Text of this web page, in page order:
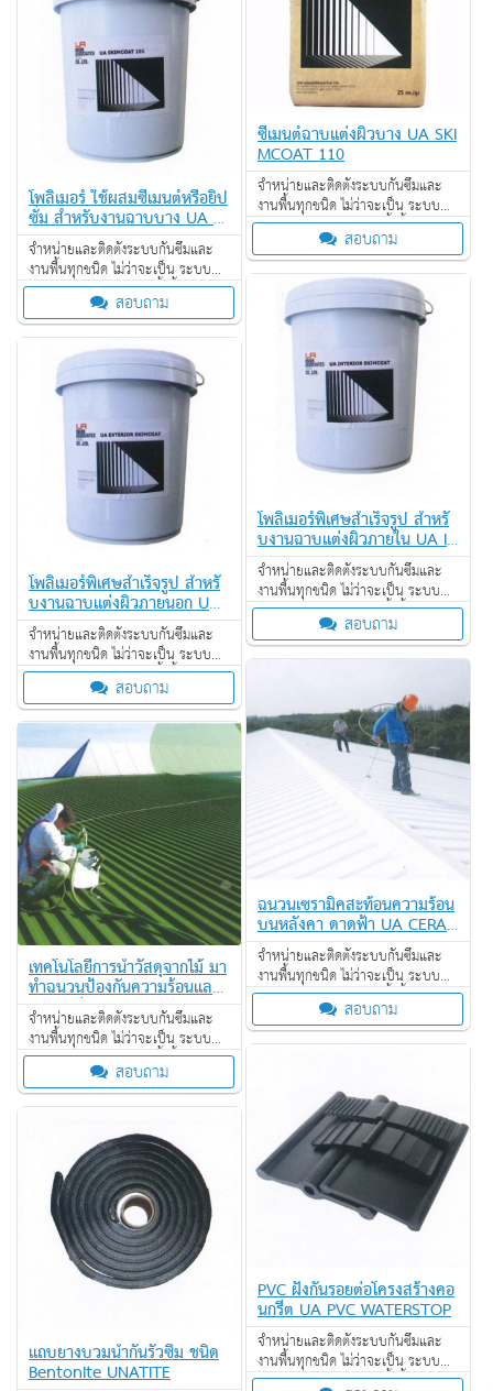
ซีเมนต์ฉาบแต่งผิวบาง UA SKI
MCOAT 110
จำหน่ายและติดตั้งระบบกันซึมและ
งานพื้นทุกชนิด ไม่ว่าจะเป็น ระบบ
งานกันซึม ระบบงานติดตั้งพื้น งาน
ป้องกันไฟลาม งานเคลือบปกป้องพื้น
ผิว งานเคลือบสารสะท้อนความร้อน
สอบถาม
โพลิเมอร์ ใช้ผสมซีเมนต์หรือยิป
ซั่ม สำหรับงานฉาบบาง UA S
KIMCOAT 101
จำหน่ายและติดตั้งระบบกันซึมและ
งานพื้นทุกชนิด ไม่ว่าจะเป็น ระบบ
งานกันซึม ระบบงานติดตั้งพื้น งาน
ป้องกันไฟลาม งานเคลือบปกป้องพื้น
ผิว งานเคลือบสารสะท้อนความร้อน
สอบถาม
โพลิเมอร์พิเศษสำเร็จรูป สำหรั
บงานฉาบแต่งผิวภายใน UA IN
TERIOR SKIMCOAT
จำหน่ายและติดตั้งระบบกันซึมและ
งานพื้นทุกชนิด ไม่ว่าจะเป็น ระบบ
งานกันซึม ระบบงานติดตั้งพื้น งาน
ป้องกันไฟลาม งานเคลือบปกป้องพื้น
ผิว งานเคลือบสารสะท้อนความร้อน
สอบถาม
โพลิเมอร์พิเศษสำเร็จรูป สำหรั
บงานฉาบแต่งผิวภายนอก UA
EXTERIOR SKIMCOAT
จำหน่ายและติดตั้งระบบกันซึมและ
งานพื้นทุกชนิด ไม่ว่าจะเป็น ระบบ
งานกันซึม ระบบงานติดตั้งพื้น งาน
ป้องกันไฟลาม งานเคลือบปกป้องพื้น
ผิว งานเคลือบสารสะท้อนความร้อน
สอบถาม
ฉนวนเซรามิคสะท้อนความร้อน
บนหลังคา ดาดฟ้า UA CERA
MIC
จำหน่ายและติดตั้งระบบกันซึมและ
งานพื้นทุกชนิด ไม่ว่าจะเป็น ระบบ
งานกันซึม ระบบงานติดตั้งพื้น งาน
ป้องกันไฟลาม งานเคลือบปกป้องพื้น
ผิว งานเคลือบสารสะท้อนความร้อน
สอบถาม
เทคโนโลยีการนำวัสดุจากไม้ มา
ทำฉนวนป้องกันความร้อนและ
ดูดซับเสียง UA CORKWALL
จำหน่ายและติดตั้งระบบกันซึมและ
งานพื้นทุกชนิด ไม่ว่าจะเป็น ระบบ
งานกันซึม ระบบงานติดตั้งพื้น งาน
ป้องกันไฟลาม งานเคลือบปกป้องพื้น
ผิว งานเคลือบสารสะท้อนความร้อน
สอบถาม
PVC ฝังกั้นรอยต่อโครงสร้างคอ
นกรีต UA PVC WATERSTOP
จำหน่ายและติดตั้งระบบกันซึมและ
งานพื้นทุกชนิด ไม่ว่าจะเป็น ระบบ
งานกันซึม ระบบงานติดตั้งพื้น งาน
แถบยางบวมน้ำกันรั่วซึม ชนิด
Bentonite UNATITE